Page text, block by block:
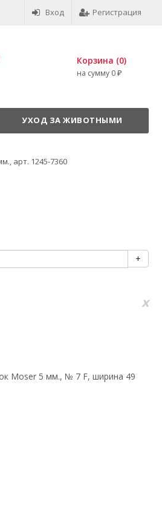
Вход Регистрация
Корзина (0)
на сумму 0 ₽
УХОД ЗА ЖИВОТНЫМИ
арт. 1245-7360
+
x
Moser 5 мм., № 7 F, ширина 49